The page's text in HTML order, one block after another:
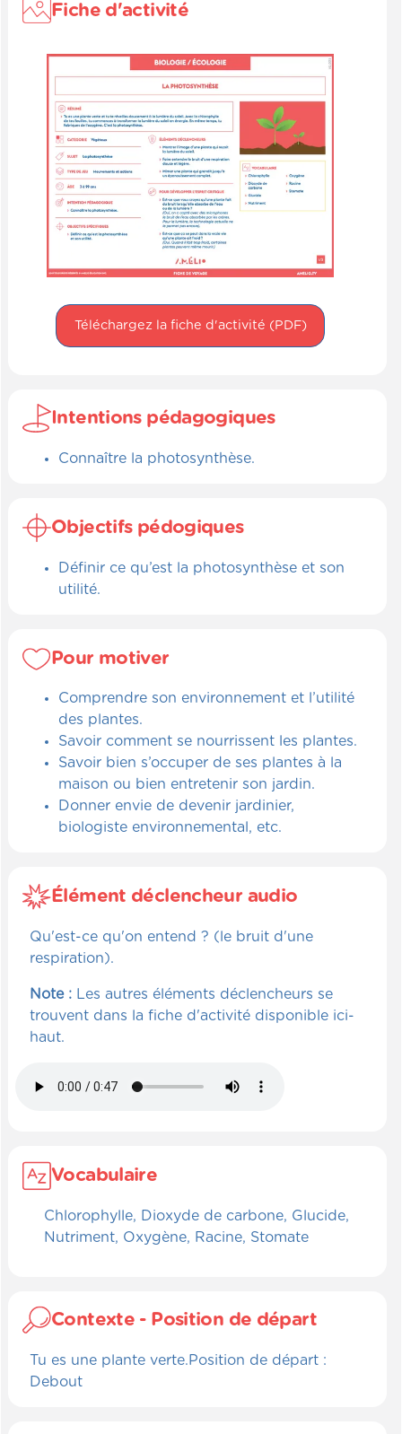
Fiche d'activité
Téléchargez la fiche d'activité (PDF)
Intentions pédagogiques
Connaître la photosynthèse.
Objectifs pédogiques
Définir ce qu’est la photosynthèse et son
utilité.
Pour motiver
Comprendre son environnement et l’utilité
des plantes.
Savoir comment se nourrissent les plantes.
Savoir bien s’occuper de ses plantes à la
maison ou bien entretenir son jardin.
Donner envie de devenir jardinier,
biologiste environnemental, etc.
Élément déclencheur audio
Qu'est-ce qu'on entend ? (le bruit d'une
respiration).
Note : Les autres éléments déclencheurs se
trouvent dans la fiche d'activité disponible ici-
haut.
Vocabulaire
Chlorophylle, Dioxyde de carbone, Glucide,
Nutriment, Oxygène, Racine, Stomate
Contexte - Position de départ
Tu es une plante verte.Position de départ :
Debout